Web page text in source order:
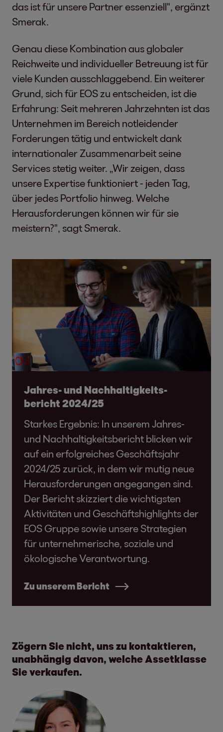
das ist für unsere Partner essenziell", ergänzt
Smerak.
Genau diese Kombination aus globaler
Reichweite und individueller Betreuung ist für
viele Kunden ausschlaggebend. Ein weiterer
Grund, sich für EOS zu entscheiden, ist die
Erfahrung: Seit mehreren Jahrzehnten ist das
Unternehmen im Bereich notleidender
Forderungen tätig und entwickelt dank
internationaler Zusammenarbeit seine
Services stetig weiter. „Wir zeigen, dass
unsere Expertise funktioniert - jeden Tag,
über jedes Portfolio hinweg. Welche
Herausforderungen können wir für sie
meistern?", sagt Smerak.
Jahres- und Nachhaltigkeits­
bericht 2024/25
Starkes Ergebnis: In unserem Jahres-
und Nachhaltigkeitsbericht blicken wir
auf ein erfolgreiches Geschäftsjahr
2024/25 zurück, in dem wir mutig neue
Herausforderungen angegangen sind.
Der Bericht skizziert die wichtigsten
Aktivitäten und Geschäftshighlights der
EOS Gruppe sowie unsere Strategien
für unternehmerische, soziale und
ökologische Verantwortung.
Zu unserem Bericht
Zögern Sie nicht, uns zu kontaktieren,
unabhängig davon, welche Assetklasse
Sie verkaufen.